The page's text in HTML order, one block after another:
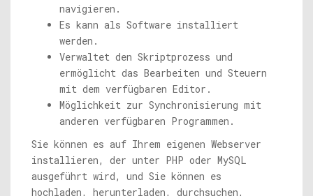
navigieren.
Es kann als Software installiert
werden.
Verwaltet den Skriptprozess und
ermöglicht das Bearbeiten und Steuern
mit dem verfügbaren Editor.
Möglichkeit zur Synchronisierung mit
anderen verfügbaren Programmen.
Sie können es auf Ihrem eigenen Webserver
installieren, der unter PHP oder MySQL
ausgeführt wird, und Sie können es
hochladen, herunterladen, durchsuchen,